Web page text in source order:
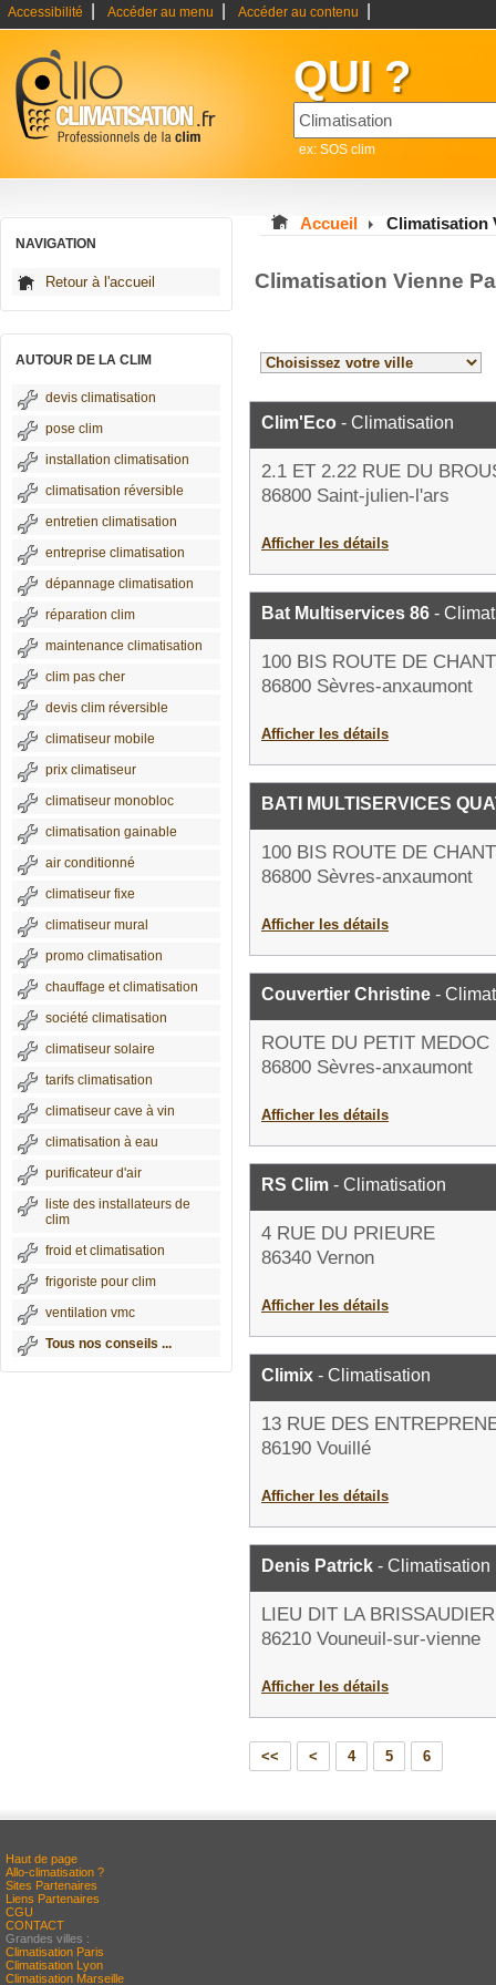
Accessibilité Accéder au menu Accéder au contenu
QUI ?
ex: SOS clim
NAVIGATION
Retour à l'accueil
AUTOUR DE LA CLIM
devis climatisation
pose clim
installation climatisation
climatisation réversible
entretien climatisation
entreprise climatisation
dépannage climatisation
réparation clim
maintenance climatisation
clim pas cher
devis clim réversible
climatiseur mobile
prix climatiseur
climatiseur monobloc
climatisation gainable
air conditionné
climatiseur fixe
climatiseur mural
promo climatisation
chauffage et climatisation
société climatisation
climatiseur solaire
tarifs climatisation
climatiseur cave à vin
climatisation à eau
purificateur d'air
liste des installateurs de
clim
froid et climatisation
frigoriste pour clim
ventilation vmc
Tous nos conseils ...
Accueil Climatisation
Climatisation Vienne
Clim'Eco - Climatisation
2.1 ET 2.22 RUE DU
86800 Saint-julien-l'ars
Afficher les détails
Bat Multiservices 86 -
100 BIS ROUTE DE
86800 Sèvres-anxaumont
Afficher les détails
BATI MULTISERVICES
100 BIS ROUTE DE
86800 Sèvres-anxaumont
Afficher les détails
Couvertier Christine -
ROUTE DU PETIT MEDOC
86800 Sèvres-anxaumont
Afficher les détails
RS Clim - Climatisation
4 RUE DU PRIEURE
86340 Vernon
Afficher les détails
Climix - Climatisation
13 RUE DES
86190 Vouillé
Afficher les détails
Denis Patrick - Climatisation
LIEU DIT LA
86210 Vouneuil-sur-vienne
Afficher les détails
<< < 4 5 6
Haut de page
Allo-climatisation ?
Sites Partenaires
Liens Partenaires
CGU
CONTACT
Grandes villes :
Climatisation Paris
Climatisation Lyon
Climatisation Marseille